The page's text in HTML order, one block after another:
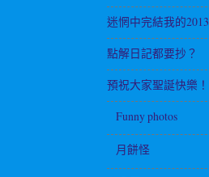
迷惘中完結我的2013
點解日記都要抄？
預祝大家聖誕快樂！
Funny photos
月餅怪